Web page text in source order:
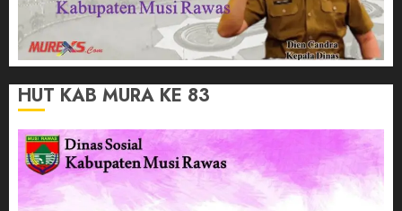
HUT KAB MURA KE 83